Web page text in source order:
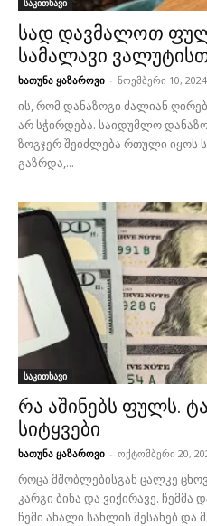
საკითხავი
სად დავმალოთ
სამალავი
ხათუნა ყაზაროვი - ნოემბერი 10, 2024
ის, რომ დანაზოგი ძალიან
არ სჭირდება. საიდუმლო
ზოგჯერ შეიძლება რთული იყოს
გაზრდა,...
საკითხავი
რა აშინებს ფულს.
სიტყვები
ხათუნა ყაზაროვი - ოქტომბერი 20,
როცა მშობლებისგან ცალკე
კარგი ბინა და ვიქირავე.
ჩემი ახალი სახლის შესახებ